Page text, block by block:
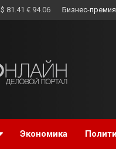
$ 81.41 € 94.06 Бизнес-
Экономика